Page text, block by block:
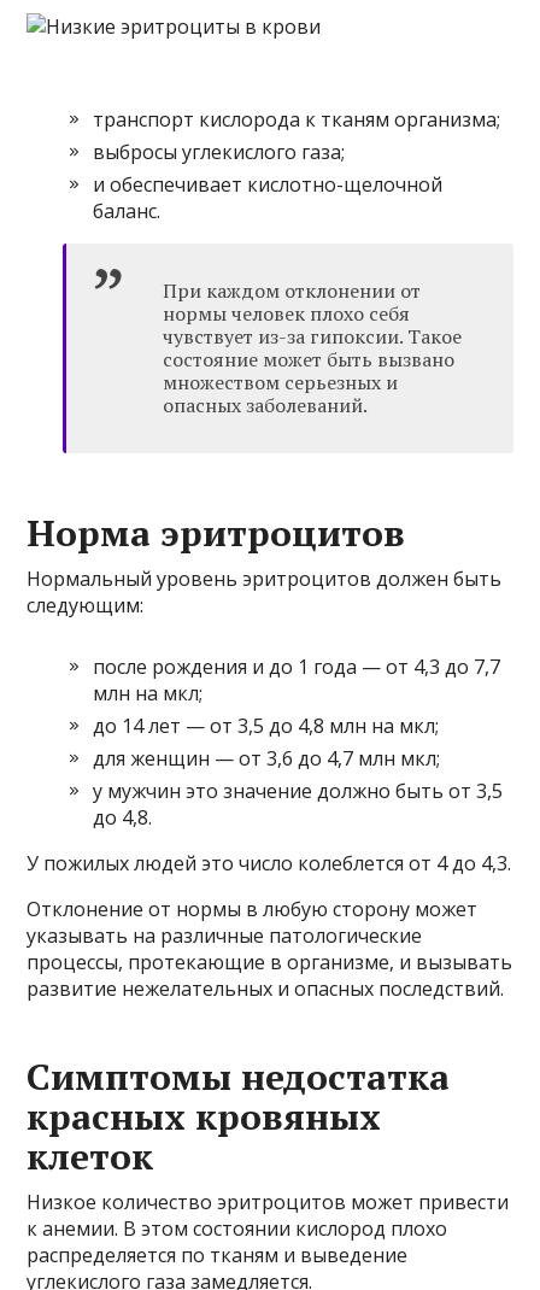
транспорт кислорода к тканям организма;
выбросы углекислого газа;
и обеспечивает кислотно-щелочной
баланс.
При каждом отклонении от
нормы человек плохо себя
чувствует из-за гипоксии. Такое
состояние может быть вызвано
множеством серьезных и
опасных заболеваний.
Норма эритроцитов
Нормальный уровень эритроцитов должен быть
следующим:
после рождения и до 1 года — от 4,3 до 7,7
млн ​​на мкл;
до 14 лет — от 3,5 до 4,8 млн на мкл;
для женщин — от 3,6 до 4,7 млн ​​мкл;
у мужчин это значение должно быть от 3,5
до 4,8.
У пожилых людей это число колеблется от 4 до 4,3.
Отклонение от нормы в любую сторону может
указывать на различные патологические
процессы, протекающие в организме, и вызывать
развитие нежелательных и опасных последствий.
Симптомы недостатка
красных кровяных
клеток
Низкое количество эритроцитов может привести
к анемии. В этом состоянии кислород плохо
распределяется по тканям и выведение
углекислого газа замедляется.